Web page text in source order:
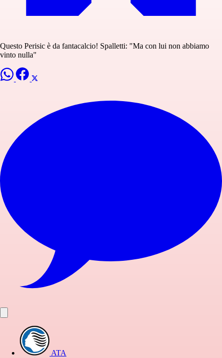
Questo Perisic è da fantacalcio! Spalletti: "Ma con lui non abbiamo
vinto nulla"
ATA